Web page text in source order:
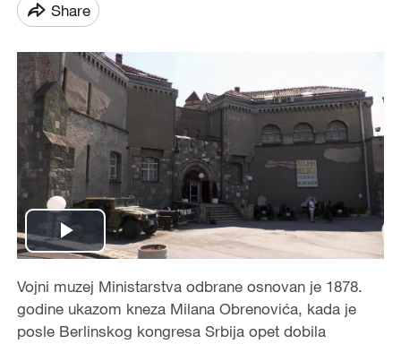
Share
Play
Video
Vojni muzej Ministarstva odbrane osnovan je 1878.
godine ukazom kneza Milana Obrenovića, kada je
posle Berlinskog kongresa Srbija opet dobila